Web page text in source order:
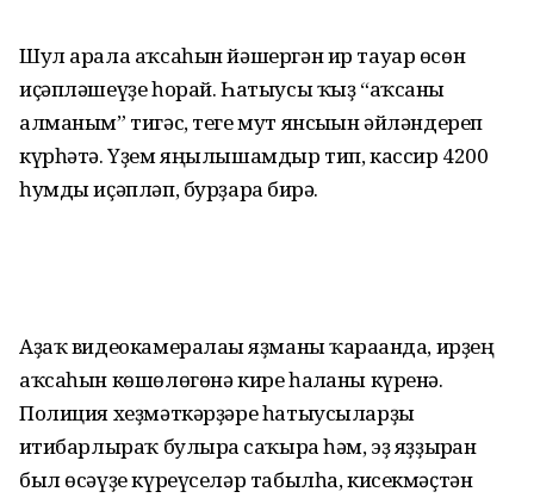
Шул арала аҡсаһын йәшергән ир тауар өсөн
иҫәпләшеүҙе һорай. Һатыусы ҡыҙ “аҡсаны
алманым” тигәс, теге мут янсығын әйләндереп
күрһәтә. Үҙем яңылышамдыр тип, кассир 4200
һумды иҫәпләп, бурҙарға бирә.
Аҙаҡ видеокамералағы яҙманы ҡарағанда, ирҙең
аҡсаһын көшөлөгөнә кире һалғаны күренә.
Полиция хеҙмәткәрҙәре һатыусыларҙы
иғтибарлыраҡ булырға саҡыра һәм, эҙ яҙҙырған
был өсәүҙе күреүселәр табылһа, кисекмәҫтән